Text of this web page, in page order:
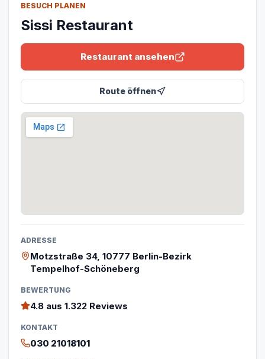
BESUCH PLANEN
Sissi Restaurant
Restaurant ansehen
Route öffnen
ADRESSE
Motzstraße 34, 10777 Berlin-Bezirk
Tempelhof-Schöneberg
BEWERTUNG
4.8 aus 1.322 Reviews
KONTAKT
030 21018101